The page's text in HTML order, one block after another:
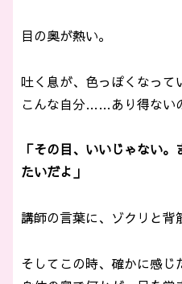
目の奥が熱い。
吐く息が、色っぽくなって
こんな自分……あり得ない
「その目、いいじゃない
たいだよ」
講師の言葉に、ゾクリと背
そしてこの時、確かに感じ